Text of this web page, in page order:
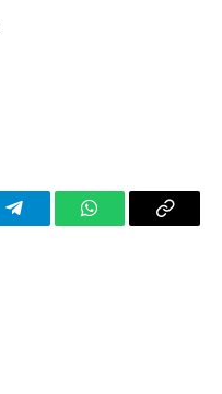
TelegramWhatsAppCopy